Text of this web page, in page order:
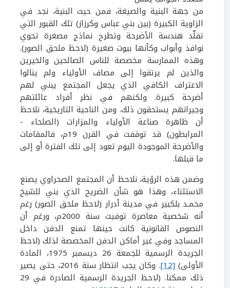
من جهة البنية والصيغة، فمن حيث البنية، نجد في
الزاوية الكبيرة (بين بني عباس وكرزاز) تلك القبور التي
تقلّد هندسة الأضرحة وتطرح نماذج مصغرة تحوي
نوافذ وأبواب وكأنها بيوت صغيرة (لاحظ ملحق الصور).
وهذه الممارسة مخصصة للناس الصالحين والخيرين
والذين لم يرتقوا إلى مصاف الأولياء ولم ينالوا
الاعتراف الكافي الذي يجعل المجتمع يبني لهم
أضرحة كبيرة. ولكنهم في نظر أفراد عائلتهم
وجيرانهم يستحقون ذلك. ومن الناحية التاريخية، نلاحظ
أن ظاهرة صناعة الأولياء والمزارات (الصلحاء -
المرابطون) قد توقفت في القرن 19م، فالمقامات
والأضرحة الموجودة اليوم تعود إلى تلك الفترة أو إلى
ما قبلها.
وضمن هذه الرؤية، نلاحظ أن المجتمع الصحراوي يصنع
الاستثناء، وهذا هو شأن الضريح الذي بني للشيخ
محمـد بلكبير في مدينة أدرار (لاحظ ملحق الصور) رغم
أنه شخصية معاصرة توفيت سنة 2000م، ورغم أن
النصوص القانونية كانت حينها تمنع الدفن داخل
المساجد وفي غير أماكن الدفن المخصصة لذلك (لاحظ
الجريدة الرسمية للجمعة 26ديسمبر 1975، المادة
الأولى) [12]. وكان يجب انتظار سنة 2016، حتى يصير
ذلك ممكنا. (لاحظ الجريدة الرسمية الصادرة في 29